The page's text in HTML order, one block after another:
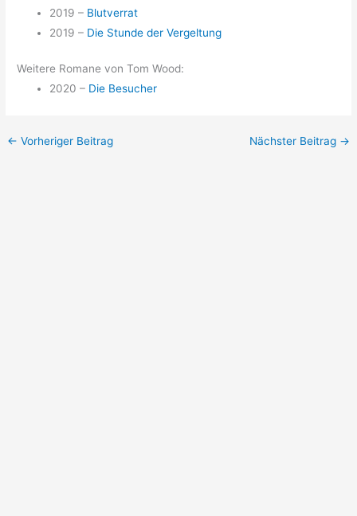
2019 – Blutverrat
2019 – Die Stunde der Vergeltung
Weitere Romane von Tom Wood:
2020 – Die Besucher
← Vorheriger Beitrag Nächster Beitrag →